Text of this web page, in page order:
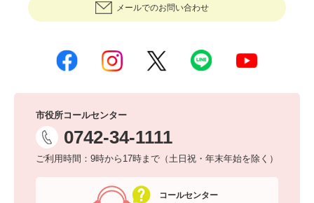
メールでのお問い合わせ
市役所コールセンター
0742-34-1111
ご利用時間：9時から17時まで（土日祝・年末年始を除く）
コールセンター